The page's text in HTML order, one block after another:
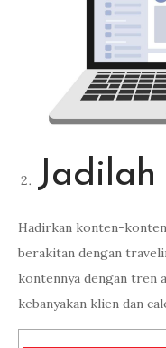
Hadirkan konten-
berakitan dengan
kontennya dengan tren
kebanyakan klien dan